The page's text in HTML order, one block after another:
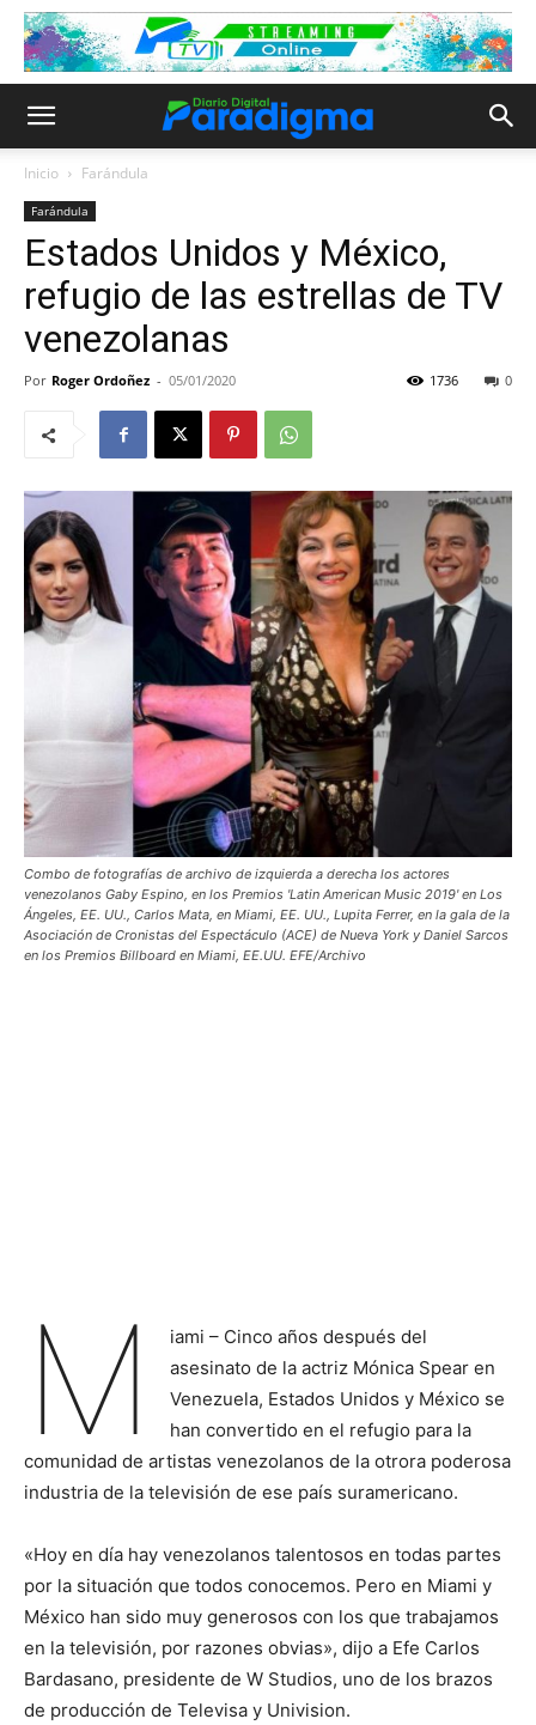
Inicio Farándula
Farándula
Estados Unidos y México,
refugio de las estrellas de TV
venezolanas
Por Roger Ordoñez - 05/01/2020 0
1736
Combo de fotografías de archivo de izquierda a derecha los actores
venezolanos Gaby Espino, en los Premios 'Latin American Music 2019' en Los
Ángeles, EE. UU., Carlos Mata, en Miami, EE. UU., Lupita Ferrer, en la gala de la
Asociación de Cronistas del Espectáculo (ACE) de Nueva York y Daniel Sarcos
en los Premios Billboard en Miami, EE.UU. EFE/Archivo
M
iami – Cinco años después del
asesinato de la actriz Mónica Spear en
Venezuela, Estados Unidos y México se
han convertido en el refugio para la
comunidad de artistas venezolanos de la otrora poderosa
industria de la televisión de ese país suramericano.
«Hoy en día hay venezolanos talentosos en todas partes
por la situación que todos conocemos. Pero en Miami y
México han sido muy generosos con los que trabajamos
en la televisión, por razones obvias», dijo a Efe Carlos
Bardasano, presidente de W Studios, uno de los brazos
de producción de Televisa y Univision.